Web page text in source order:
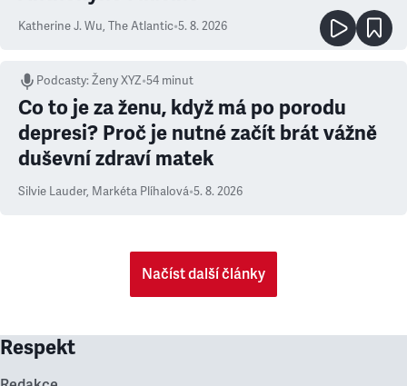
Katherine J. Wu, The Atlantic•5. 8. 2026
Podcasty:Ženy XYZ•54 minut
Co to je za ženu, když má po porodu
depresi? Proč je nutné začít brát vážně
duševní zdraví matek
Silvie Lauder, Markéta Plíhalová•5. 8. 2026
Načíst další články
Respekt